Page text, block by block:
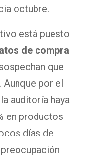
octubre.
está puesto
de compra
que
. Aunque por el
auditoría haya
en productos
días de